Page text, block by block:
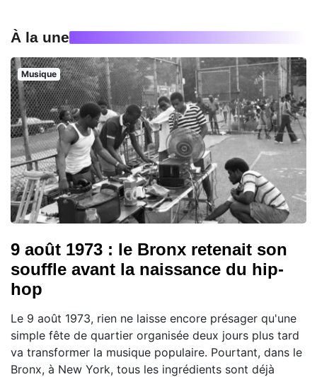
À la une
Musique
9 août 1973 : le Bronx retenait son
souffle avant la naissance du hip-
hop
Le 9 août 1973, rien ne laisse encore présager qu'une
simple fête de quartier organisée deux jours plus tard
va transformer la musique populaire. Pourtant, dans le
Bronx, à New York, tous les ingrédients sont déjà